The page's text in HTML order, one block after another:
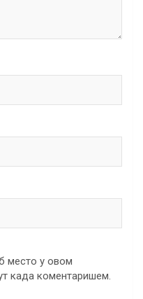
место у овом
када коментаришем.